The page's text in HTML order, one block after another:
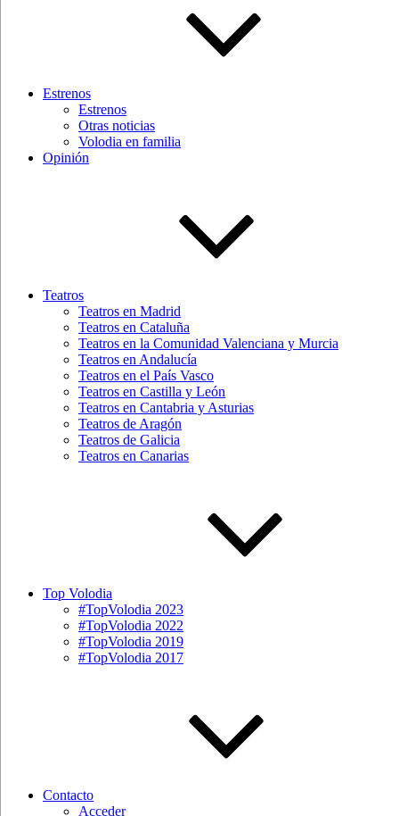
Estrenos
Estrenos
Otras noticias
Volodia en familia
Opinión
Teatros
Teatros en Madrid
Teatros en Cataluña
Teatros en la Comunidad Valenciana y Murcia
Teatros en Andalucía
Teatros en el País Vasco
Teatros en Castilla y León
Teatros en Cantabria y Asturias
Teatros de Aragón
Teatros de Galicia
Teatros en Canarias
Top Volodia
#TopVolodia 2023
#TopVolodia 2022
#TopVolodia 2019
#TopVolodia 2017
Contacto
Acceder